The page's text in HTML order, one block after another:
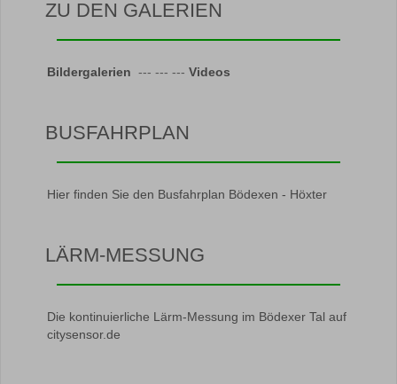
ZU DEN GALERIEN
Bildergalerien --- --- --- Videos
BUSFAHRPLAN
Hier finden Sie den Busfahrplan Bödexen - Höxter
LÄRM-MESSUNG
Die kontinuierliche Lärm-Messung im Bödexer Tal auf
citysensor.de